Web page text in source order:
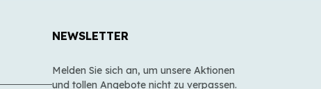
NEWSLETTER
Melden Sie sich an, um unsere Aktionen
und tollen Angebote nicht zu verpassen.